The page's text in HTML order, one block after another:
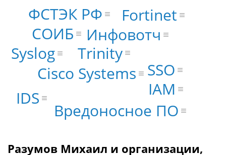
Trinity
Инфовотч
Cisco Systems
Fortinet
ФСТЭК РФ
СОИБ
IAM
SSO
IDS
Вредоносное ПО
Syslog
Разумов Михаил и организации,